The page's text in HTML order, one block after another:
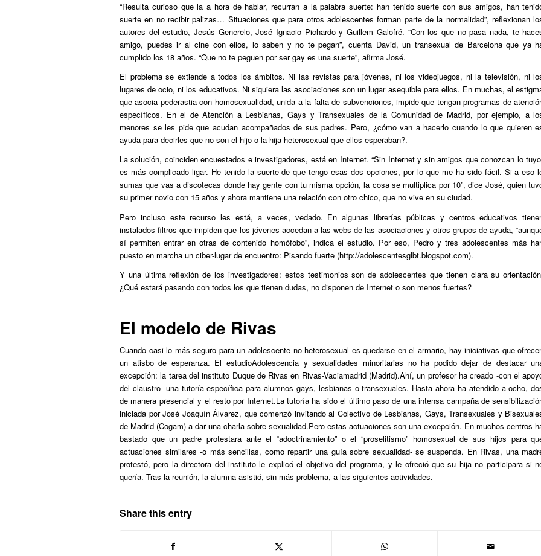
“Resulta curioso que la a hora de hablar, recurran a la palabra suerte: han tenido suerte con sus amigos, han
suerte en no recibir palizas… Situaciones que para otros adolescentes forman parte de la normalidad”, reflexionan
autores del estudio, Jesús Generelo, José Ignacio Pichardo y Guillem Galofré. “Con los que no pasa nada, te
amigo, puedes ir al cine con ellos, lo saben y no te pegan”, cuenta David, un transexual de Barcelona que ya
cumplido los 18 años. “Que no te peguen por ser gay es una suerte”, afirma José.
El problema se extiende a todos los ámbitos. Ni las revistas para jóvenes, ni los videojuegos, ni la televisión, ni
lugares de ocio, ni los educativos. Ni siquiera las asociaciones son un lugar asequible para ellos. En muchas, el
que asocia pederastia con homosexualidad, unida a la falta de subvenciones, impide que tengan programas de
específicos. En el de Atención a Lesbianas, Gays y Transexuales de la Comunidad de Madrid, por ejemplo, a
menores se les pide que acudan acompañados de sus padres. Pero, ¿cómo van a hacerlo cuando lo que quieren
ayuda para decirles que no son el hijo o la hija heterosexual que ellos esperaban?.
La solución, coinciden encuestados e investigadores, está en Internet. “Sin Internet y sin amigos que conozcan lo
es más complicado ligar. He tenido la suerte de que tengo esas dos opciones, por lo que me ha sido fácil. Si a eso
sumas que vas a discotecas donde hay gente con tu misma opción, la cosa se multiplica por 10”, dice José, quien
su primer novio con 15 años y ahora mantiene una relación con otro chico, que no vive en su ciudad.
Pero incluso este recurso les está, a veces, vedado. En algunas librerías públicas y centros educativos
instalados filtros que impiden que los jóvenes accedan a las webs de las asociaciones y otros grupos de ayuda,
sí permiten entrar en otras de contenido homófobo”, indica el estudio. Por eso, Pedro y tres adolescentes más
puesto en marcha un ciber-lugar de encuentro: Pisando fuerte (http://adolescentesglbt.blogspot.com).
Y una última reflexión de los investigadores: estos testimonios son de adolescentes que tienen clara su
¿Qué estará pasando con todos los que tienen dudas, no disponen de Internet o son menos fuertes?
El modelo de Rivas
Cuando casi lo más seguro para un adolescente no heterosexual es quedarse en el armario, hay iniciativas que
un atisbo de esperanza. El estudioAdolescencia y sexualidades minoritarias no ha podido dejar de destacar
excepción: la tarea del instituto Duque de Rivas en Rivas-Vaciamadrid (Madrid).Ahí, un profesor ha creado -con el
del claustro- una tutoría específica para alumnos gays, lesbianas o transexuales. Hasta ahora ha atendido a ocho,
de manera presencial y el resto por Internet.La tutoría ha sido el último paso de una intensa campaña de
iniciada por José Joaquín Álvarez, que comenzó invitando al Colectivo de Lesbianas, Gays, Transexuales y
de Madrid (Cogam) a dar una charla sobre sexualidad.Pero estas actuaciones son una excepción. En muchos centros
bastado que un padre protestara ante el “adoctrinamiento” o el “proselitismo” homosexual de sus hijos para
actuaciones similares -o más sencillas, como repartir una guía sobre sexualidad- se suspenda. En Rivas, una
protestó, pero la directora del instituto le explicó el objetivo del programa, y le ofreció que su hija no participara si
quería. Tras la reunión, la alumna asistió, sin más problema, a las siguientes actividades.
Share this entry